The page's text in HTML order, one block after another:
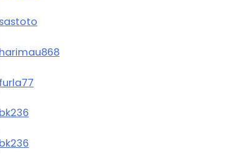
sastoto
harimau868
furla77
bk236
bk236